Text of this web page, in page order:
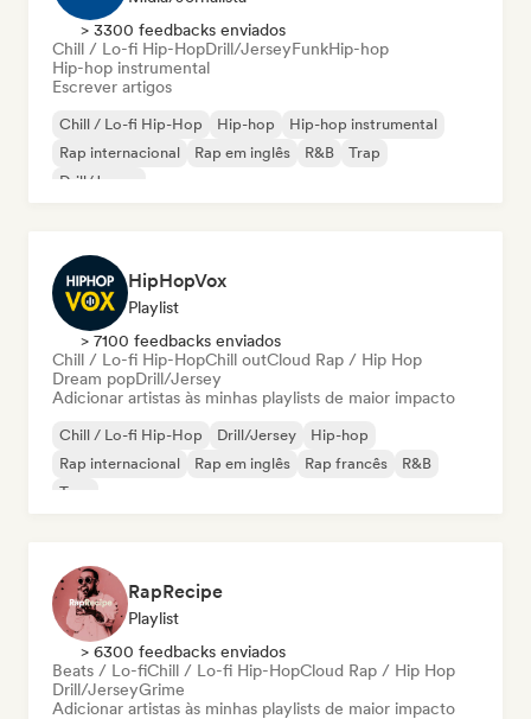
> 3300 feedbacks enviados
Chill / Lo-fi Hip-HopDrill/JerseyFunkHip-hop
Hip-hop instrumental
Escrever artigos
Chill / Lo-fi Hip-Hop Hip-hop
Hip-hop instrumental
Rap internacional
Rap em inglês R&B
Trap
Drill/Jersey
HipHopVox
Playlist
> 7100 feedbacks enviados
Chill / Lo-fi Hip-HopChill outCloud Rap / Hip Hop
Dream popDrill/Jersey
Adicionar artistas às minhas playlists de maior impacto
Chill / Lo-fi Hip-Hop Drill/Jersey
Hip-hop
Rap internacional
Rap em inglês Rap francês
R&B
Trap
RapRecipe
Playlist
> 6300 feedbacks enviados
Beats / Lo-fiChill / Lo-fi Hip-HopCloud Rap / Hip Hop
Drill/JerseyGrime
Adicionar artistas às minhas playlists de maior impacto